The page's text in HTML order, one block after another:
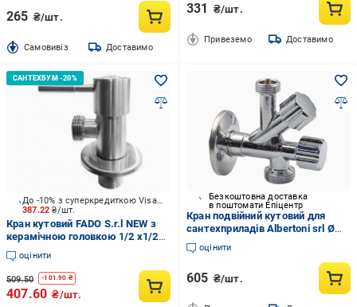
265 ₴/шт.
Cамовивіз Доставимо
331 ₴/шт.
Привеземо Доставимо
387.22₴/шт.
До -10% з суперкредиткою Visa Вигода
Кран кутовий FADO S.r.l NEW з
керамічною головкою 1/2 x1/2
KZS91
оцінити
509.50 -101.90 ₴
407.60 ₴/шт.
Безкоштовна доставка
в поштомати Епіцентр
Кран подвійний кутовий для
сантехприладів Albertoni srl Ø
1/2"х 1/2"х3/4" VA (D902694)
оцінити
605 ₴/шт.